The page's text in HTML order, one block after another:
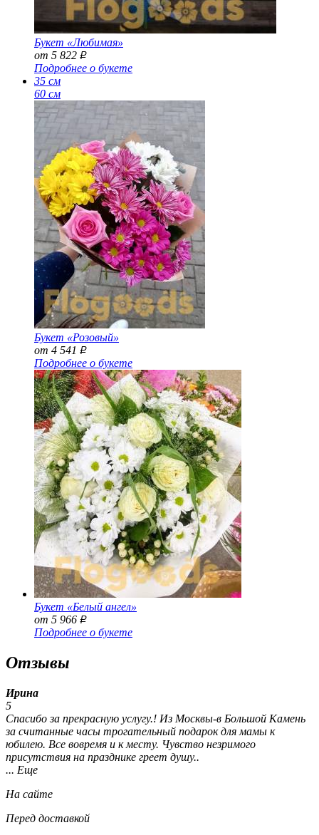
Букет «Любимая»
от 5 822 Р
Подробнее о букете
35 см
60 см
Букет «Розовый»
от 4 541
Р
Подробнее о букете
Букет «Белый ангел»
от 5 966 Р
Подробнее о букете
Отзывы
Ирина
5
Спасибо за прекрасную услугу.! Из Москвы-в Большой Камень
за считанные часы трогательный подарок для мамы к
юбилею. Все вовремя и к месту. Чувство незримого
присутствия на празднике греет душу..
... Еще
На сайте
Перед доставкой